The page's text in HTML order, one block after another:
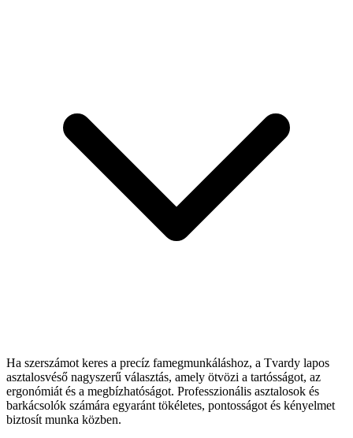
Ha szerszámot keres a precíz famegmunkáláshoz, a Tvardy lapos
asztalosvéső nagyszerű választás, amely ötvözi a tartósságot, az
ergonómiát és a megbízhatóságot. Professzionális asztalosok és
barkácsolók számára egyaránt tökéletes, pontosságot és kényelmet
biztosít munka közben.